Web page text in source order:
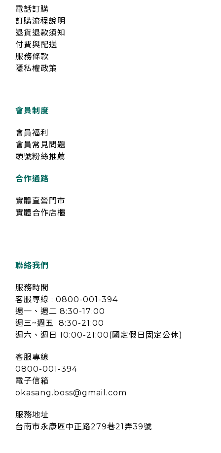
電話訂購
訂購流程說明
退貨退款須知
付費與配送
服務條款
隱私權政策
會員制度
會員福利
會員常見問題
頭號粉絲推薦
合作通路
實體直營門市
實體合作店櫃
聯絡我們
服務時間
客服專線 : 0800-001-394
週一、週二 8:30-17:00
週三~週五 8:30-21:00
週六、週日 10:00-21:00(國定假日固定公休)
客服專線
0800-001-394
電子信箱
okasang.boss@gmail.com
服務地址
台南市永康區中正路279巷21弄39號